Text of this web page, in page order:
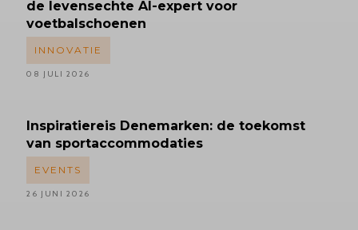
de levensechte AI-expert voor
voetbalschoenen
INNOVATIE
08 JULI 2026
Inspiratiereis Denemarken: de toekomst
van sportaccommodaties
EVENTS
26 JUNI 2026